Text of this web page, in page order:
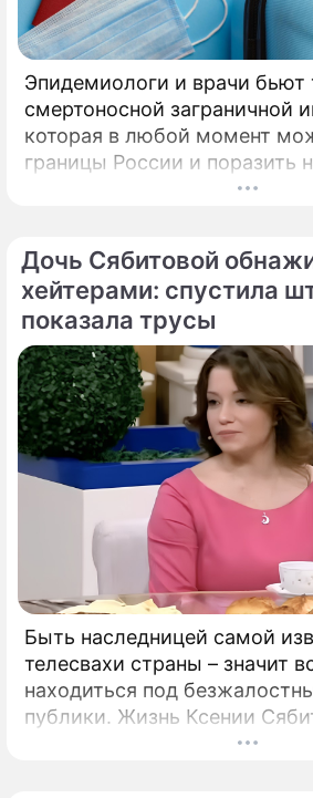
Эпидемиологи и врачи бьют
смертоносной заграничной
которая в любой момент
границы России и поразить
подозревающих граждан.
и смертоносный вирус
Дочь Сябитовой
хейтерами: спустила
показала трусы
Быть наследницей самой
телесвахи страны – значит
находиться под
публики. Жизнь Ксении
рассматривают под мощной